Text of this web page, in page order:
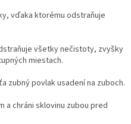
vďaka ktorému odstraňuje
všetky nečistoty, zvyšky
miestach.
zubný povlak usadení na zuboch.
a chráni sklovinu zubou pred